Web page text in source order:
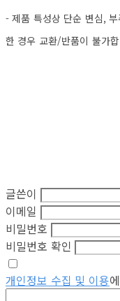
- 제품 특성상 단순 변심,
한 경우 교환/반품이 불가
글쓴이
이메일
비밀번호
비밀번호 확인
개인정보 수집 및 이용